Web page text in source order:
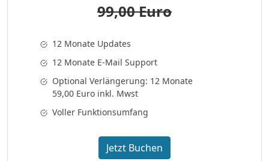
99,00 Euro
12 Monate Updates
12 Monate E-Mail Support
Optional Verlängerung: 12 Monate
59,00 Euro inkl. Mwst
Voller Funktionsumfang
Jetzt Buchen